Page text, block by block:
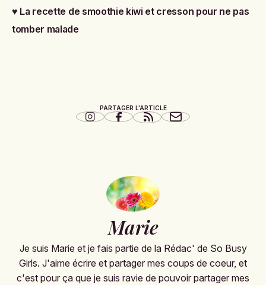
♥ La recette de smoothie kiwi et cresson pour ne pas
tomber malade
PARTAGER L'ARTICLE
Marie
Je suis Marie et je fais partie de la Rédac' de So Busy
Girls. J'aime écrire et partager mes coups de coeur, et
c'est pour ça que je suis ravie de pouvoir partager mes